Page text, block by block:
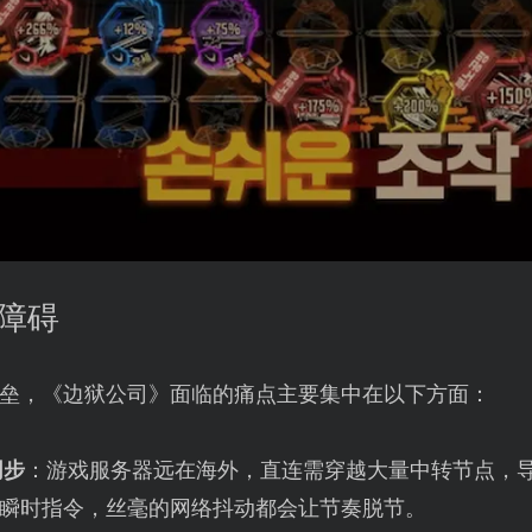
碍
，《边狱公司》面临的痛点主要集中在以下方面：
：游戏服务器远在海外，直连需穿越大量中转节点，
时指令，丝毫的网络抖动都会让节奏脱节。